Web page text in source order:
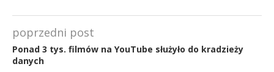
poprzedni post
Ponad 3 tys. filmów na YouTube służyło do kradzieży
danych